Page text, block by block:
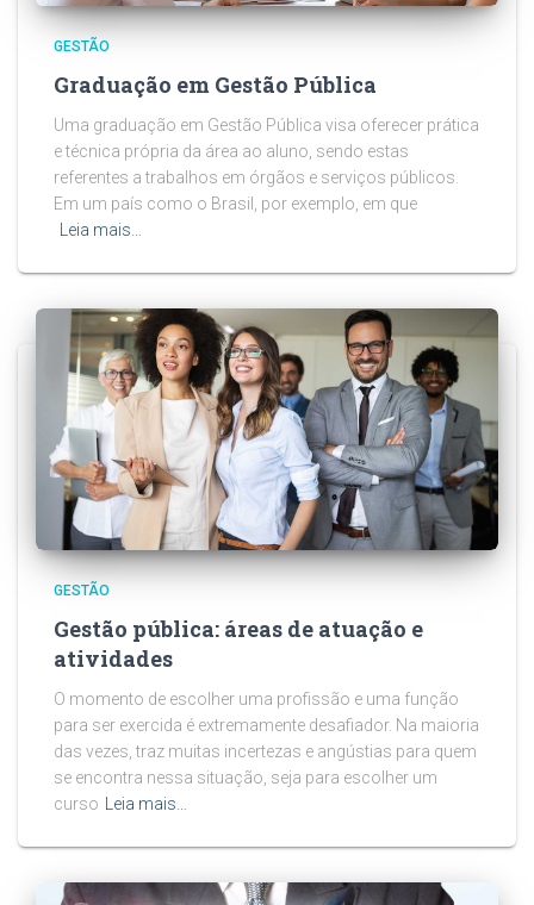
GESTÃO
Graduação em Gestão Pública
Uma graduação em Gestão Pública visa oferecer prática
e técnica própria da área ao aluno, sendo estas
referentes a trabalhos em órgãos e serviços públicos.
Em um país como o Brasil, por exemplo, em que
Leia mais…
GESTÃO
Gestão pública: áreas de atuação e
atividades
O momento de escolher uma profissão e uma função
para ser exercida é extremamente desafiador. Na maioria
das vezes, traz muitas incertezas e angústias para quem
se encontra nessa situação, seja para escolher um
curso
Leia mais…